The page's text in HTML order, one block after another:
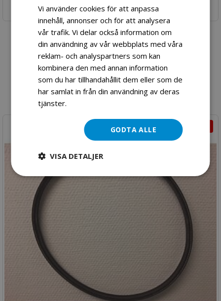
Kardanghus skovle SnowproAtvsnøfreser
1 990,00 kr
Lägg till i kundvagn
Vi använder cookies för att anpassa
innehåll, annonser och för att analysera
vår trafik. Vi delar också information om
din användning av vår webbplats med våra
reklam- och analyspartners som kan
kombinera den med annan information
som du har tillhandahållit dem eller som de
har samlat in från din användning av deras
tjänster.
GODTA ALLE
VISA DETALJER